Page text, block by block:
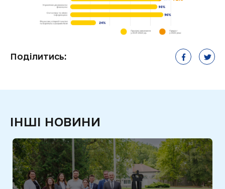
Поділитись:
ІНШІ НОВИНИ